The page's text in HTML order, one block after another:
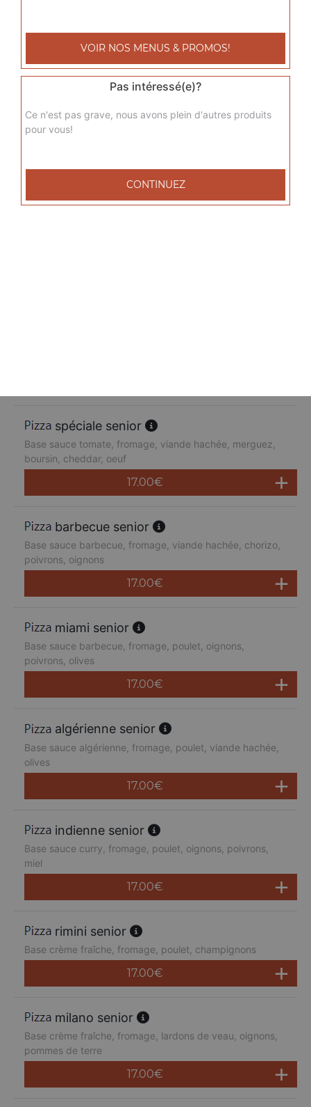
oignons, chèvre
17.00€
del grec senior
17.00€
spéciale senior
Base sauce tomate, fromage, viande hachée, merguez,
boursin, cheddar, oeuf
17.00€
barbecue senior
Base sauce barbecue, fromage, viande hachée, chorizo,
poivrons, oignons
17.00€
miami senior
Base sauce barbecue, fromage, poulet, oignons,
poivrons, olives
17.00€
algérienne senior
Base sauce algérienne, fromage, poulet, viande hachée,
olives
17.00€
indienne senior
Base sauce curry, fromage, poulet, oignons, poivrons,
miel
17.00€
rimini senior
Base crème fraîche, fromage, poulet, champignons
17.00€
milano senior
Base crème fraîche, fromage, lardons de veau, oignons,
pommes de terre
17.00€
VOIR NOS MENUS & PROMOS!
Pas intéressé(e)?
Ce n'est pas grave, nous avons plein d'autres produits
pour vous!
CONTINUEZ